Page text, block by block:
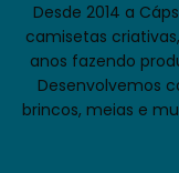
Desde 2014 a
camisetas
anos fazendo
Desenvolvemos
brincos, meias e